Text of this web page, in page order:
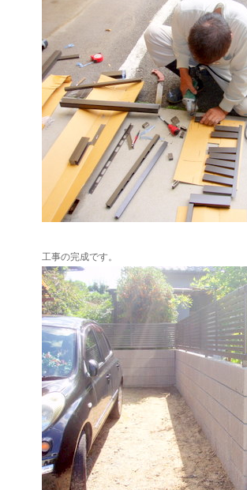
工事の完成です。